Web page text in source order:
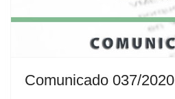
Comunicado 037/2020